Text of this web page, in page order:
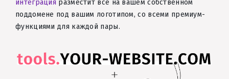
интеграция разместит всё на вашем собственном
поддомене под вашим логотипом, со всеми премиум-
функциями для каждой пары.